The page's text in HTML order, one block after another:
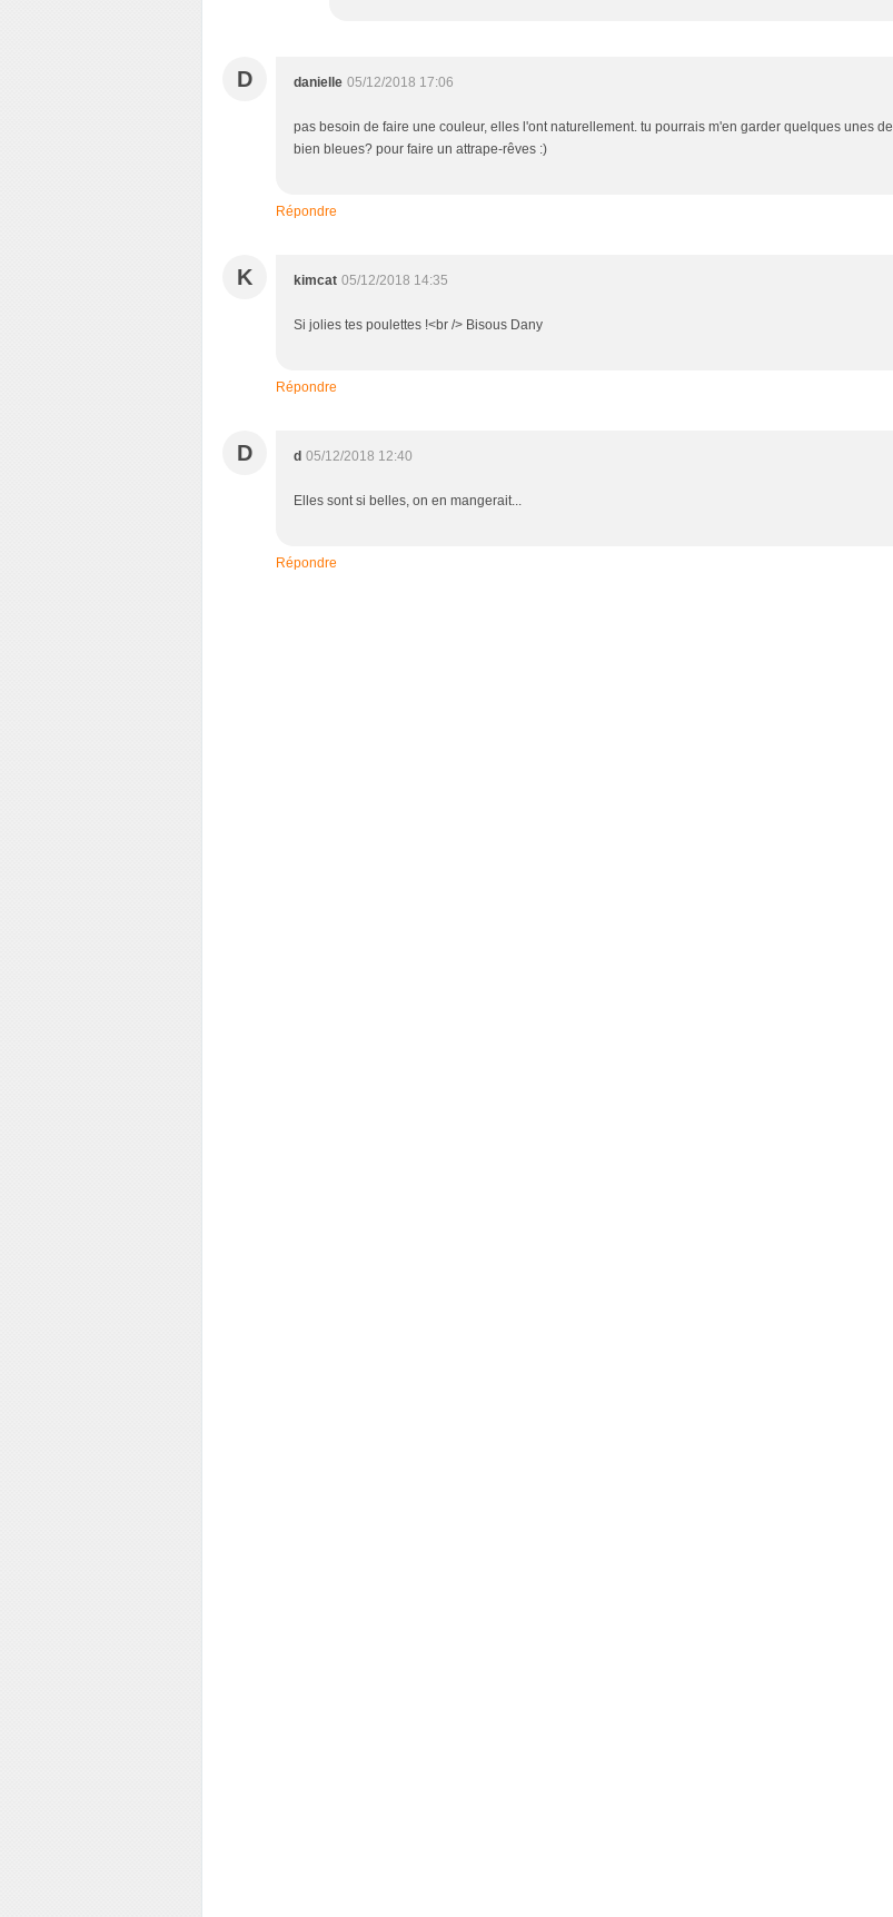
D danielle 05/12/2018 17:06
pas besoin de faire une couleur, elles l'ont naturellement. tu pourrais m'en garder quelques unes de
bien bleues? pour faire un attrape-rêves :)
Répondre
K kimcat 05/12/2018 14:35
Si jolies tes poulettes !<br /> Bisous Dany
Répondre
D d 05/12/2018 12:40
Elles sont si belles, on en mangerait...
Répondre